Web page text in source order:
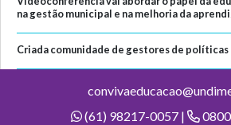
na gestão municipal e na melhoria da
Criada comunidade de gestores de
(61) 98217-0057 |